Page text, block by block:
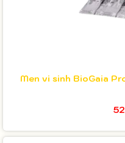
Men vi sinh BioGaia